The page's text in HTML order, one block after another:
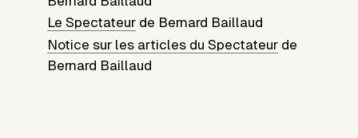
Le Spectateur de Bernard Baillaud
Notice sur les articles du Spectateur de
Bernard Baillaud